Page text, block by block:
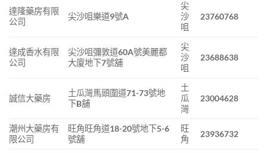
達隆藥房有限
公司
尖沙咀樂道9號A
尖
沙
咀
23760768
達成香水有限
公司
尖沙咀彌敦道60A號美麗都
大廈地下7號舖
尖
沙
咀
23688638
誠信大藥房
土瓜灣馬頭圍道71-73號地
下B舖
土
瓜
灣
23004628
潮州大藥房有
限公司
旺角旺角道18-20號地下5-6
號舖
旺
角
23936732